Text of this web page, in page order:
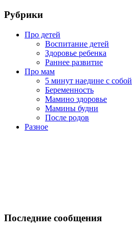
Рубрики
Про детей
Воспитание детей
Здоровье ребенка
Раннее развитие
Про мам
5 минут наедине с собой
Беременность
Мамино здоровье
Мамины будни
После родов
Разное
Последние сообщения